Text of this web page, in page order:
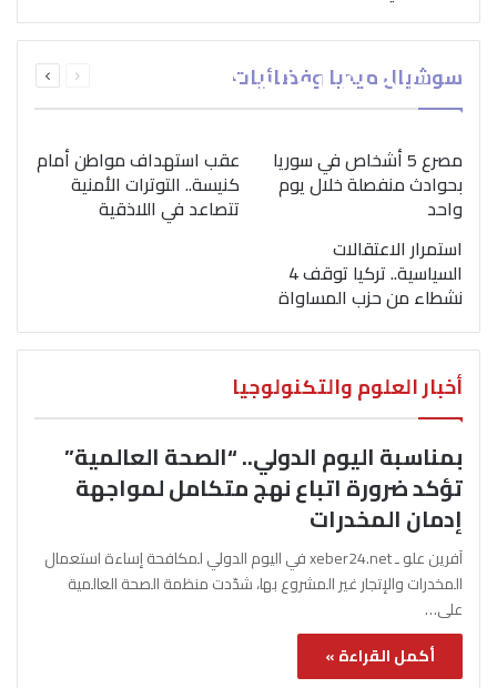
سوشيال ميديا وفضائيات الصفحةالصفحة
بمناسبة اليوم الدولي..
“الصحة العالمية” تؤكد
ضرورة اتباع نهج متكامل
لمواجهة إدمان المخدرات
مصرع 5 أشخاص في سوريا
بحوادث منفصلة خلال يوم
واحد
عقب استهداف مواطن أمام
كنيسة.. التوترات الأمنية
تتصاعد في اللاذقية
استمرار الاعتقالات
السياسية.. تركيا توقف 4
نشطاء من حزب المساواة
أخبار العلوم والتكنولوجيا
بمناسبة اليوم الدولي.. “الصحة العالمية”
تؤكد ضرورة اتباع نهج متكامل لمواجهة
إدمان المخدرات
آفرين علو ـ xeber24.net في اليوم الدولي لمكافحة إساءة استعمال
المخدرات والإتجار غير المشروع بها، شدّدت منظمة الصحة العالمية
على…
أكمل القراءة »